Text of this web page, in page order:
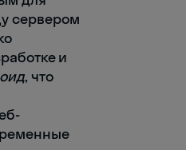
сервером
и
, что